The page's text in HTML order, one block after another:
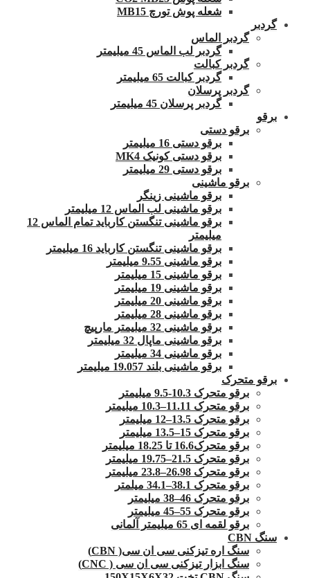
شعله پوش تورچ MB15
گردبر
گردبر الماس
گردبر لب الماس 45 میلیمتر
گردبر کبالت
گردبر کبالت 65 میلیمتر
گردبر پرسلان
گردبر پرسلان 45 میلیمتر
برقو
برقو دستی
برقو دستی 16 میلیمتر
برقو دستی کونیک MK4
برقو دستی 29 میلیمتر
برقو ماشینی
برقو ماشینی زینگر
برقو ماشینی لب الماس 12 میلیمتر
برقو ماشینی تنگستن کارباید تمام الماس 12
میلیمتر
برقو ماشینی تنگستن کارباید 16 میلیمتر
برقو ماشینی 9.55 میلیمتر
برقو ماشینی 15 میلیمتر
برقو ماشینی 19 میلیمتر
برقو ماشینی 20 میلیمتر
برقو ماشینی 28 میلیمتر
برقو ماشینی 32 میلیمتر مارپیچ
برقو ماشینی ماپال 32 میلیمتر
برقو ماشینی 34 میلیمتر
برقو ماشینی بلند 19.057 میلیمتر
برقو متحرک
برقو متحرک 10.3-9.5 میلیمتر
برقو متحرک 11.11–10.3 میلیمتر
برقو متحرک 13.5–12 میلیمتر
برقو متحرک 15–13.5 میلیمتر
برقو متحرک16.6 تا 18.25 میلیمتر
برقو متحرک 21.5–19.75 میلیمتر
برقو متحرک 26.98–23.8 میلیمتر
برقو متحرک 38.1–34.1 میلمتر
برقو متحرک 46–38 میلیمتر
برقو متحرک 55–45 میلیمتر
برقو لقمه ای 65 میلیمتر آلمانی
سنگ CBN
سنگ اره تیزکنی سی ان سی( CBN)
سنگ ابزار تیزکنی سی ان سی ( CNC)